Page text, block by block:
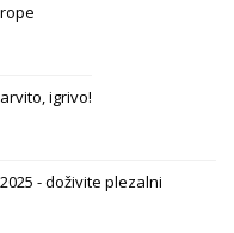
igrivo!
- doživite plezalni